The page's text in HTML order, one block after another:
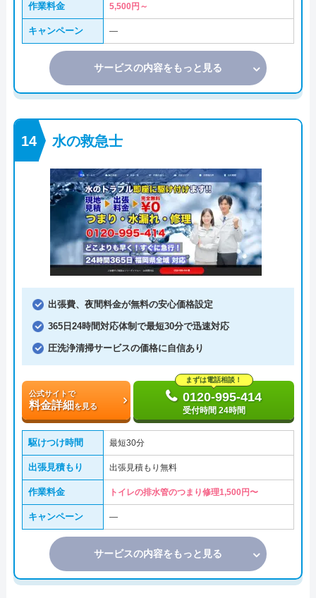
作業料金 5,500円～
キャンペーン ―
サービスの内容をもっと見る
水の救急士
出張費、夜間料金が無料の安心価格設定
365日24時間対応体制で最短30分で迅速対応
圧洗浄清掃サービスの価格に自信あり
公式サイトで
料金詳細を見る
まずは電話相談！
0120-995-414
受付時間 24時間
駆けつけ時間 最短30分
出張見積もり 出張見積もり無料
作業料金 トイレの排水管のつまり修理1,500円〜
キャンペーン ―
サービスの内容をもっと見る